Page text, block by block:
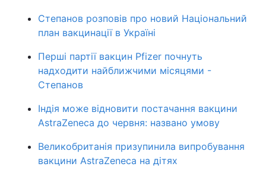
Степанов розповів про новий Національний
план вакцинації в Україні
Перші партії вакцин Pfizer почнуть
надходити найближчими місяцями -
Степанов
Індія може відновити постачання вакцини
AstraZeneca до червня: названо умову
Великобританія призупинила випробування
вакцини AstraZeneca на дітях